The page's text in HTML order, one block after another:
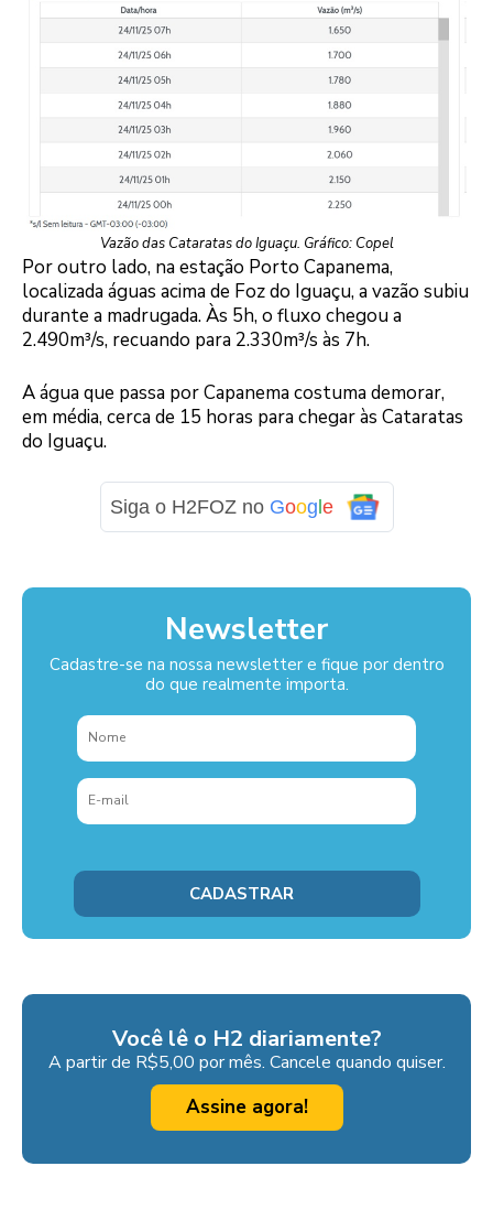
Vazão das Cataratas do Iguaçu. Gráfico: Copel
Por outro lado, na estação Porto Capanema,
localizada águas acima de Foz do Iguaçu, a vazão subiu
durante a madrugada. Às 5h, o fluxo chegou a
2.490m³/s, recuando para 2.330m³/s às 7h.
A água que passa por Capanema costuma demorar,
em média, cerca de 15 horas para chegar às Cataratas
do Iguaçu.
Siga o H2FOZ no Goog e
Newsletter
Cadastre-se na nossa newsletter e fique por dentro
do que realmente importa.
Você lê o H2 diariamente?
A partir de R$5,00 por mês. Cancele quando quiser.
Assine agora!